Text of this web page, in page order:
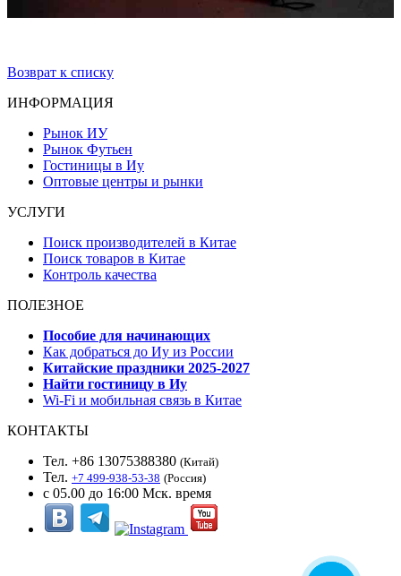
Возврат к списку
ИНФОРМАЦИЯ
Рынок ИУ
Рынок Футьен
Гостиницы в Иу
Оптовые центры и рынки
УСЛУГИ
Поиск производителей в Китае
Поиск товаров в Китае
Контроль качества
ПОЛЕЗНОЕ
Пособие для начинающих
Как добраться до Иу из России
Китайские праздники 2025-2027
Найти гостиницу в Иу
Wi-Fi и мобильная связь в Китае
КОНТАКТЫ
Тел. +86 13075388380 (Китай)
Тел. +7 499-938-53-38 (Россия)
с 05.00 до 16:00 Мск. время